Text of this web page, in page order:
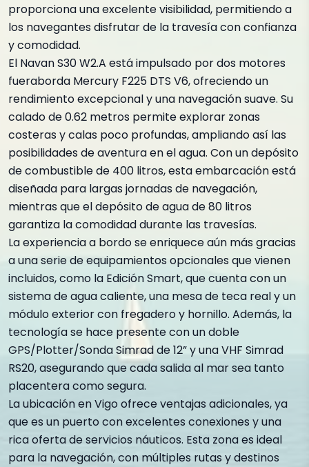
proporciona una excelente visibilidad, permitiendo a
los navegantes disfrutar de la travesía con confianza
y comodidad.
El Navan S30 W2.A está impulsado por dos motores
fueraborda Mercury F225 DTS V6, ofreciendo un
rendimiento excepcional y una navegación suave. Su
calado de 0.62 metros permite explorar zonas
costeras y calas poco profundas, ampliando así las
posibilidades de aventura en el agua. Con un depósito
de combustible de 400 litros, esta embarcación está
diseñada para largas jornadas de navegación,
mientras que el depósito de agua de 80 litros
garantiza la comodidad durante las travesías.
La experiencia a bordo se enriquece aún más gracias
a una serie de equipamientos opcionales que vienen
incluidos, como la Edición Smart, que cuenta con un
sistema de agua caliente, una mesa de teca real y un
módulo exterior con fregadero y hornillo. Además, la
tecnología se hace presente con un doble
GPS/Plotter/Sonda Simrad de 12” y una VHF Simrad
RS20, asegurando que cada salida al mar sea tanto
placentera como segura.
La ubicación en Vigo ofrece ventajas adicionales, ya
que es un puerto con excelentes conexiones y una
rica oferta de servicios náuticos. Esta zona es ideal
para la navegación, con múltiples rutas y destinos